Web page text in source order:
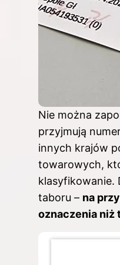
Nie można
przyjmują
innych krajów
towarowych,
klasyfikowanie.
taboru – na
oznaczenia niż